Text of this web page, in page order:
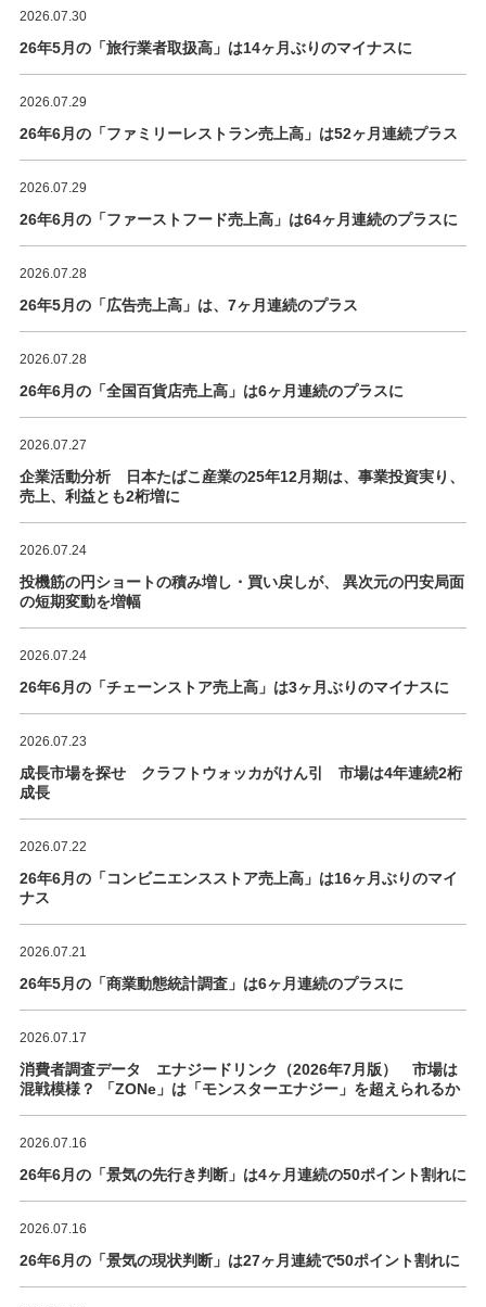
2026.07.30
26年5月の「旅行業者取扱高」は14ヶ月ぶりのマイナスに
2026.07.29
26年6月の「ファミリーレストラン売上高」は52ヶ月連続プラス
2026.07.29
26年6月の「ファーストフード売上高」は64ヶ月連続のプラスに
2026.07.28
26年5月の「広告売上高」は、7ヶ月連続のプラス
2026.07.28
26年6月の「全国百貨店売上高」は6ヶ月連続のプラスに
2026.07.27
企業活動分析 日本たばこ産業の25年12月期は、事業投資実り、
売上、利益とも2桁増に
2026.07.24
投機筋の円ショートの積み増し・買い戻しが、 異次元の円安局面
の短期変動を増幅
2026.07.24
26年6月の「チェーンストア売上高」は3ヶ月ぶりのマイナスに
2026.07.23
成長市場を探せ クラフトウォッカがけん引 市場は4年連続2桁
成長
2026.07.22
26年6月の「コンビニエンスストア売上高」は16ヶ月ぶりのマイ
ナス
2026.07.21
26年5月の「商業動態統計調査」は6ヶ月連続のプラスに
2026.07.17
消費者調査データ エナジードリンク（2026年7月版） 市場は
混戦模様？ 「ZONe」は「モンスターエナジー」を超えられるか
2026.07.16
26年6月の「景気の先行き判断」は4ヶ月連続の50ポイント割れに
2026.07.16
26年6月の「景気の現状判断」は27ヶ月連続で50ポイント割れに